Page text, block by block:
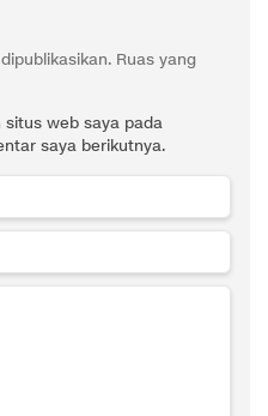
Ruas yang
situs web saya pada
saya berikutnya.